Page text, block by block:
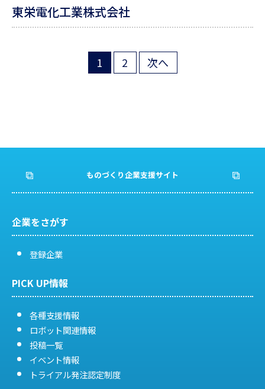
東栄電化工業株式会社
投
ペ
ー
ジ
り
1 2 次へ
ものづくり企業支援サイト
企業をさがす
登録企業
PICK UP情報
各種支援情報
ロボット関連情報
投稿一覧
イベント情報
トライアル発注認定制度